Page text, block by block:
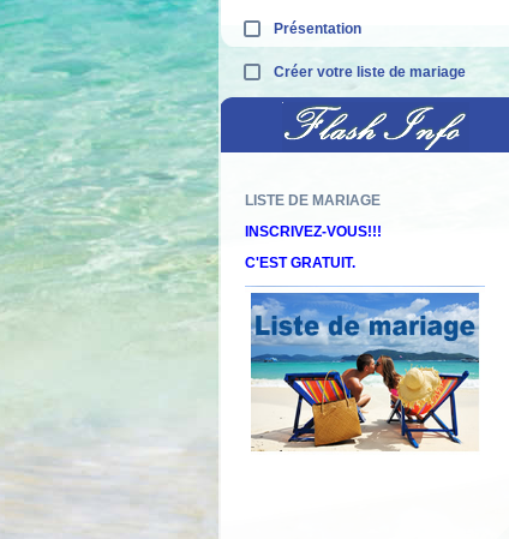
Présentation
Créer votre liste de mariage
LISTE DE MARIAGE
INSCRIVEZ-VOUS!!!
C'EST GRATUIT.